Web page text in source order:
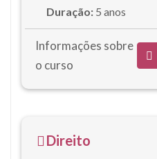
Duração: 5 anos
Informações sobre
o curso
Direito